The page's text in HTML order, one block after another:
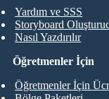
Yardım ve SSS
Storyboard
Nasıl Yazdırılır
Öğretmenler İçin
Öğretmenler İçin